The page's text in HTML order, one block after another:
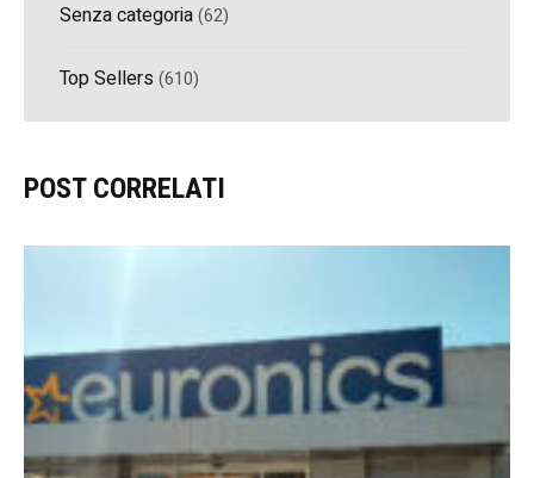
Senza categoria(62)
Top Sellers (610)
POST CORRELATI